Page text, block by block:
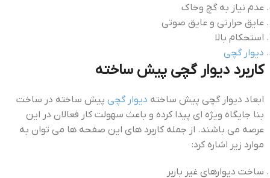
عدم نياز به گچ وخاك
عايق حرارتي و عایق صوتي
استحكام بالا
دیوار گچی
کاربرد دیوار گچی پیش ساخته
ابعاد دیوار گچی پیش ساخته دیوار گچی پیش ساخته در ساخت
بنا جایگاه ویژه ای پیدا کرده و باعث سهولت کار فعالان در این
عرصه می باشند. از جمله کاربرد های این صفحه ها می توان به
موارد زیر اشاره کرد:
ساخت دیوارهای غير باربر